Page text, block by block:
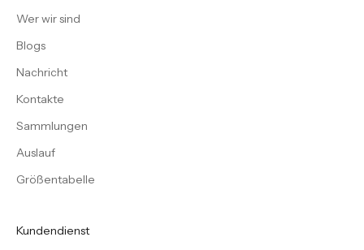
Wer wir sind
Blogs
Nachricht
Kontakte
Sammlungen
Auslauf
Größentabelle
Kundendienst